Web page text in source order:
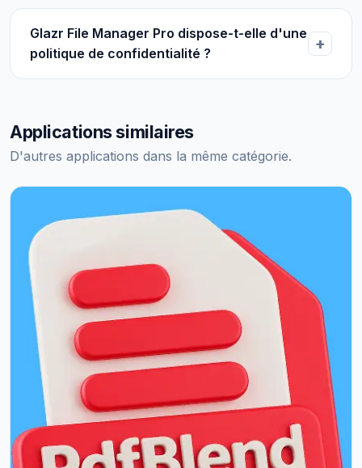
Glazr File Manager Pro dispose-t-elle d'une
politique de confidentialité ?
Applications similaires
D'autres applications dans la même catégorie.